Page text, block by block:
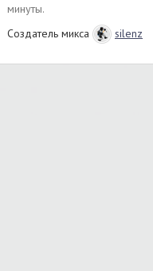
минуты.
Создатель микса
silenz